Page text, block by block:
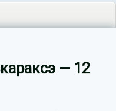
— 12